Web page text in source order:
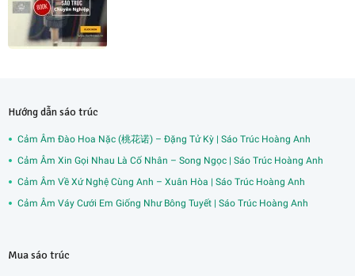
Hướng dẫn sáo trúc
Cảm Âm Đào Hoa Nặc (桃花诺) – Đặng Tử Kỳ | Sáo Trúc Hoàng Anh
Cảm Âm Xin Gọi Nhau Là Cố Nhân – Song Ngọc | Sáo Trúc Hoàng Anh
Cảm Âm Về Xứ Nghệ Cùng Anh – Xuân Hòa | Sáo Trúc Hoàng Anh
Cảm Âm Váy Cưới Em Giống Như Bông Tuyết | Sáo Trúc Hoàng Anh
Mua sáo trúc